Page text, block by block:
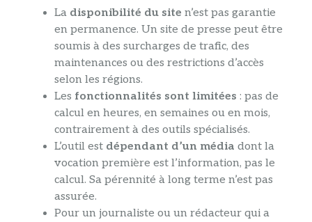
La disponibilité du site n’est pas garantie
en permanence. Un site de presse peut être
soumis à des surcharges de trafic, des
maintenances ou des restrictions d’accès
selon les régions.
Les fonctionnalités sont limitées : pas de
calcul en heures, en semaines ou en mois,
contrairement à des outils spécialisés.
L’outil est dépendant d’un média dont la
vocation première est l’information, pas le
calcul. Sa pérennité à long terme n’est pas
assurée.
Pour un journaliste ou un rédacteur qui a